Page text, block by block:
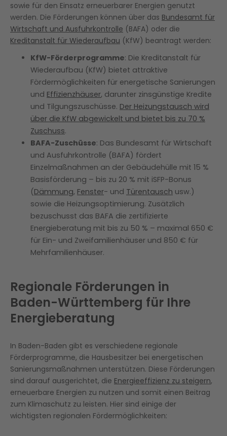
sowie für den Einsatz erneuerbarer Energien genutzt
werden. Die Förderungen können über das Bundesamt für
Wirtschaft und Ausfuhrkontrolle (BAFA) oder die
Kreditanstalt für Wiederaufbau (KfW) beantragt werden:
KfW-Förderprogramme: Die Kreditanstalt für
Wiederaufbau (KfW) bietet attraktive
Fördermöglichkeiten für energetische Sanierungen
und Effizienzhäuser, darunter zinsgünstige Kredite
und Tilgungszuschüsse. Der Heizungstausch wird
über die KfW abgewickelt und bietet bis zu 70 %
Zuschuss.
BAFA-Zuschüsse: Das Bundesamt für Wirtschaft
und Ausfuhrkontrolle (BAFA) fördert
Einzelmaßnahmen an der Gebäudehülle mit 15 %
Basisförderung – bis zu 20 % mit iSFP-Bonus
(Dämmung, Fenster- und Türentausch usw.)
sowie die Heizungsoptimierung. Zusätzlich
bezuschusst das BAFA die zertifizierte
Energieberatung mit bis zu 50 % – maximal 650 €
für Ein- und Zweifamilienhäuser und 850 € für
Mehrfamilienhäuser.
Regionale Förderungen in
Baden-Württemberg für Ihre
Energieberatung
In Baden-Baden gibt es verschiedene regionale
Förderprogramme, die Hausbesitzer bei energetischen
Sanierungsmaßnahmen unterstützen. Diese Förderungen
sind darauf ausgerichtet, die Energieeffizienz zu steigern,
erneuerbare Energien zu nutzen und somit einen Beitrag
zum Klimaschutz zu leisten. Hier sind einige der
wichtigsten regionalen Fördermöglichkeiten: